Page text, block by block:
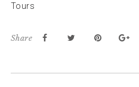
Tours
Share